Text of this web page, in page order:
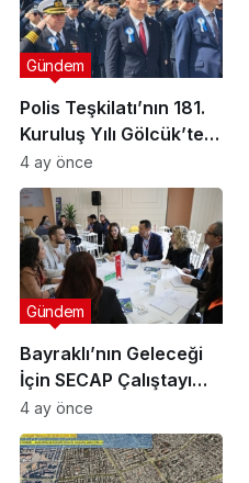
Polis Teşkilatı’nın 181.
Kuruluş Yılı Gölcük’te
Törenle Kutlandı
Gündem
4 ay önce
Bayraklı’nın Geleceği
İçin SECAP Çalıştayı
Düzenlendi
Gündem
4 ay önce